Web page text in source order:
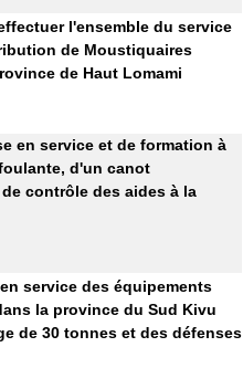
l'ensemble du service
de Moustiquaires
de Haut Lomami
en service et de formation à
d'un canot
contrôle des aides à la
service des équipements
la province du Sud Kivu
de 30 tonnes et des défenses